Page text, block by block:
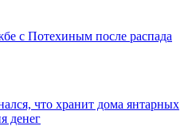
с Потехиным после распада
что хранит дома янтарных
денег